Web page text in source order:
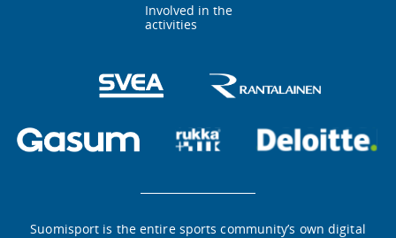
Involved in the
activities
Suomisport is the entire sports community’s own digital